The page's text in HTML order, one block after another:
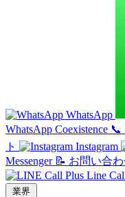
WhatsApp
WhatsApp Coexistence 📞
ト
Instagram
Messenger 📝 お問い合
Line
業界